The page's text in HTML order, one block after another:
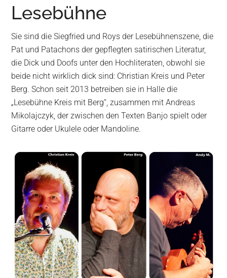
in
Wurzen
Lesebühne
Sie sind die Siegfried und Roys der Lesebühnenszene, die
Pat und Patachons der gepflegten satirischen Literatur,
die Dick und Doofs unter den Hochliteraten, obwohl sie
beide nicht wirklich dick sind: Christian Kreis und Peter
Berg. Schon seit 2013 betreiben sie in Halle die
„Lesebühne Kreis mit Berg“, zusammen mit Andreas
Mikolajczyk, der zwischen den Texten Banjo spielt oder
Gitarre oder Ukulele oder Mandoline.